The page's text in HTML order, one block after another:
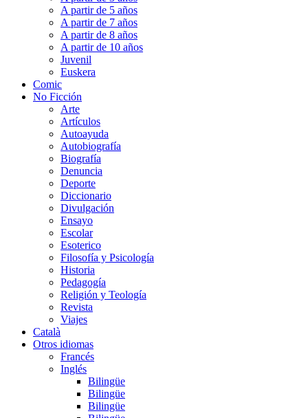
A partir de 5 años
A partir de 7 años
A partir de 8 años
A partir de 10 años
Juvenil
Euskera
Comic
No Ficción
Arte
Artículos
Autoayuda
Autobiografía
Biografía
Denuncia
Deporte
Diccionario
Divulgación
Ensayo
Escolar
Esoterico
Filosofía y Psicología
Historia
Pedagogía
Religión y Teología
Revista
Viajes
Català
Otros idiomas
Francés
Inglés
Bilingüe
Bilingüe
Bilingüe